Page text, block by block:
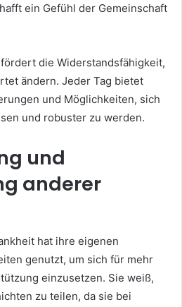
ein Gefühl der Gemeinschaft
die Widerstandsfähigkeit,
ändern. Jeder Tag bietet
und Möglichkeiten, sich
und robuster zu werden.
und
anderer
hat ihre eigenen
genutzt, um sich für mehr
einzusetzen. Sie weiß,
zu teilen, da sie bei